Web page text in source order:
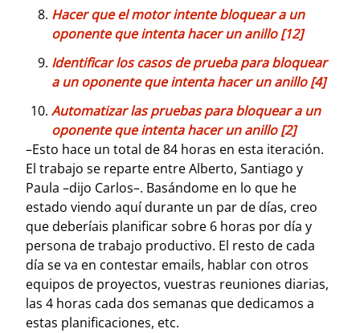
Hacer que el motor intente bloquear a un
oponente que intenta hacer un anillo [12]
Identificar los casos de prueba para bloquear
a un oponente que intenta hacer un anillo [4]
Automatizar las pruebas para bloquear a un
oponente que intenta hacer un anillo [2]
–Esto hace un total de 84 horas en esta iteración.
El trabajo se reparte entre Alberto, Santiago y
Paula –dijo Carlos–. Basándome en lo que he
estado viendo aquí durante un par de días, creo
que deberíais planificar sobre 6 horas por día y
persona de trabajo productivo. El resto de cada
día se va en contestar emails, hablar con otros
equipos de proyectos, vuestras reuniones diarias,
las 4 horas cada dos semanas que dedicamos a
estas planificaciones, etc.